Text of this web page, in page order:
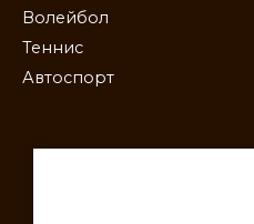
Волейбол
Теннис
Автоспорт